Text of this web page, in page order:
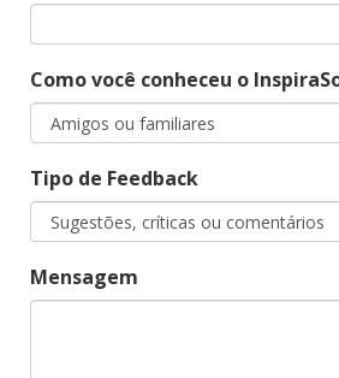
Como você conheceu o
Tipo de Feedback
Mensagem